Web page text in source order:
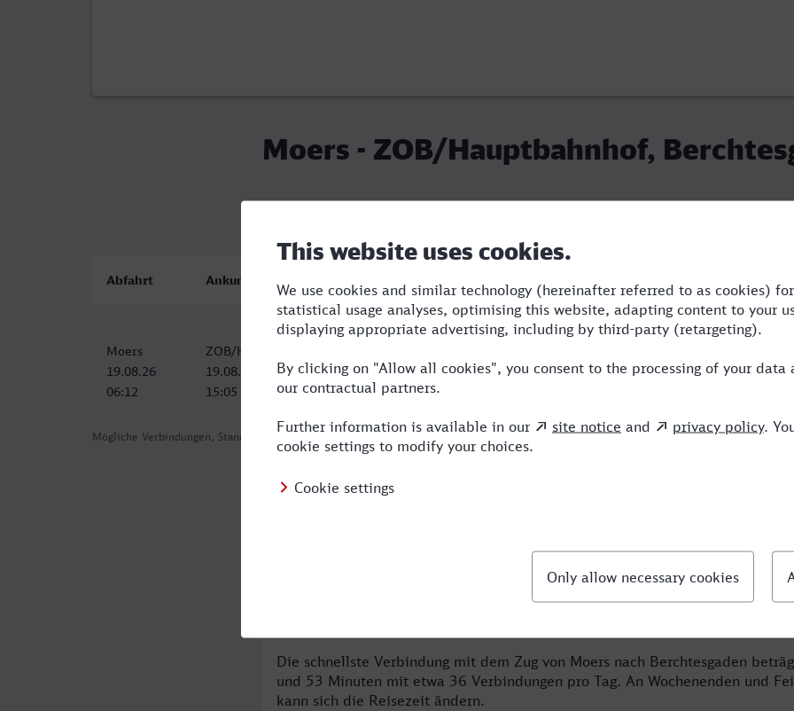
Moers - ZOB/Hauptbahnhof,
Mögliche Verbindungen, Stand: 2026-08-05 03:33
Abfahrt Ankunft
Moers
19.08.26
06:12
ZOB/Hauptbahnhof, Berchtesgaden
19.08.26
15:05
Die schnellste Verbindung mit dem Zug von Moers nach Berchtesgaden
und 53 Minuten mit etwa 36 Verbindungen pro Tag. An Wochenenden und
kann sich die Reisezeit ändern.